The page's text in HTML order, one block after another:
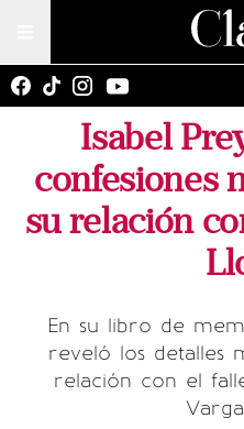
Isabel
confesiones
su relación
En su libro de
reveló los detalles
relación con el